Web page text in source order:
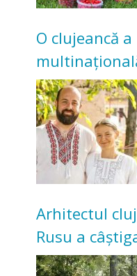
O clujeancă
Acum cultivă
bunicilor
Arhitectul
Rusu a